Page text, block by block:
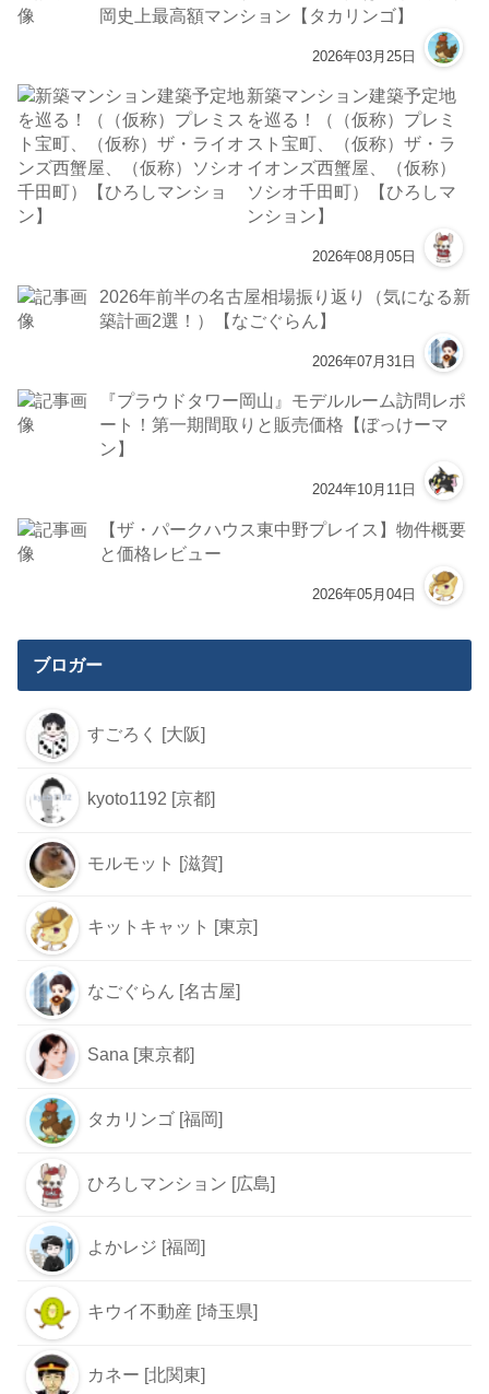
岡史上最高額マンション【タカリンゴ】
2026年03月25日
新築マンション建築予定地
を巡る！（（仮称）プレミ
スト宝町、（仮称）ザ・ラ
イオンズ西蟹屋、（仮称）
ソシオ千田町）【ひろしマ
ンション】
2026年08月05日
2026年前半の名古屋相場振り返り（気になる新
築計画2選！）【なごぐらん】
2026年07月31日
『プラウドタワー岡山』モデルルーム訪問レポ
ート！第一期間取りと販売価格【ぼっけーマ
ン】
2024年10月11日
【ザ・パークハウス東中野プレイス】物件概要
と価格レビュー
2026年05月04日
ブロガー
すごろく [大阪]
kyoto1192 [京都]
モルモット [滋賀]
キットキャット [東京]
なごぐらん [名古屋]
Sana [東京都]
タカリンゴ [福岡]
ひろしマンション [広島]
よかレジ [福岡]
キウイ不動産 [埼玉県]
カネー [北関東]